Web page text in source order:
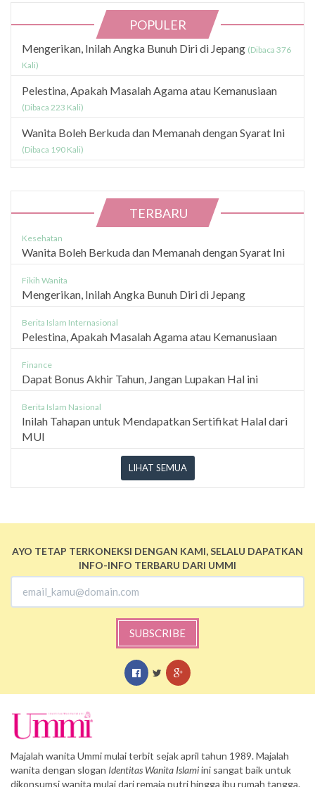
POPULER
Mengerikan, Inilah Angka Bunuh Diri di Jepang (Dibaca 376
Kali)
Pelestina, Apakah Masalah Agama atau Kemanusiaan
(Dibaca 223 Kali)
Wanita Boleh Berkuda dan Memanah dengan Syarat Ini
(Dibaca 190 Kali)
TERBARU
Kesehatan
Wanita Boleh Berkuda dan Memanah dengan Syarat Ini
Fikih Wanita
Mengerikan, Inilah Angka Bunuh Diri di Jepang
Berita Islam Internasional
Pelestina, Apakah Masalah Agama atau Kemanusiaan
Finance
Dapat Bonus Akhir Tahun, Jangan Lupakan Hal ini
Berita Islam Nasional
Inilah Tahapan untuk Mendapatkan Sertifikat Halal dari
MUI
LIHAT SEMUA
AYO TETAP TERKONEKSI DENGAN KAMI, SELALU DAPATKAN
INFO-INFO TERBARU DARI UMMI
SUBSCRIBE
Majalah wanita Ummi mulai terbit sejak april tahun 1989. Majalah
wanita dengan slogan Identitas Wanita Islamiini sangat baik untuk
dikonsumsi wanita mulai dari remaja putri hingga ibu rumah tangga.